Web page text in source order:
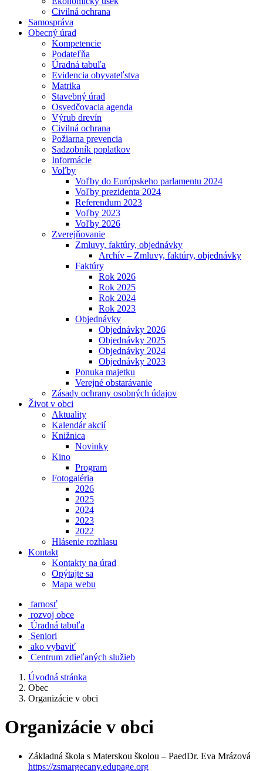
Civilná ochrana
Samospráva
Obecný úrad
Kompetencie
Podateľňa
Úradná tabuľa
Evidencia obyvateľstva
Matrika
Stavebný úrad
Osvedčovacia agenda
Výrub drevín
Civilná ochrana
Požiarna prevencia
Sadzobník poplatkov
Informácie
Voľby
Voľby do Európskeho parlamentu 2024
Voľby prezidenta 2024
Referendum 2023
Voľby 2023
Voľby 2026
Zverejňovanie
Zmluvy, faktúry, objednávky
Archív – Zmluvy, faktúry, objednávky
Faktúry
Rok 2026
Rok 2025
Rok 2024
Rok 2023
Objednávky
Objednávky 2026
Objednávky 2025
Objednávky 2024
Objednávky 2023
Ponuka majetku
Verejné obstarávanie
Zásady ochrany osobných údajov
Život v obci
Aktuality
Kalendár akcií
Knižnica
Novinky
Kino
Program
Fotogaléria
2026
2025
2024
2023
2022
Hlásenie rozhlasu
Kontakt
Kontakty na úrad
Opýtajte sa
Mapa webu
farnosť
rozvoj obce
Úradná tabuľa
Seniori
ako vybaviť
Centrum zdieľaných služieb
Úvodná stránka
Obec
Organizácie v obci
Organizácie v obci
Základná škola s Materskou školou – PaedDr. Eva Mrázová
https://zsmargecany.edupage.org